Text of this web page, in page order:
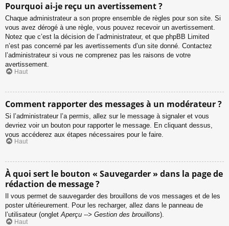
Pourquoi ai-je reçu un avertissement ?
Chaque administrateur a son propre ensemble de règles pour son site. Si
vous avez dérogé à une règle, vous pouvez recevoir un avertissement.
Notez que c’est la décision de l’administrateur, et que phpBB Limited
n’est pas concerné par les avertissements d’un site donné. Contactez
l’administrateur si vous ne comprenez pas les raisons de votre
avertissement.
Haut
Comment rapporter des messages à un modérateur ?
Si l’administrateur l’a permis, allez sur le message à signaler et vous
devriez voir un bouton pour rapporter le message. En cliquant dessus,
vous accéderez aux étapes nécessaires pour le faire.
Haut
À quoi sert le bouton « Sauvegarder » dans la page de
rédaction de message ?
Il vous permet de sauvegarder des brouillons de vos messages et de les
poster ultérieurement. Pour les recharger, allez dans le panneau de
l’utilisateur (ongletAperçu --> Gestion des brouillons).
Haut